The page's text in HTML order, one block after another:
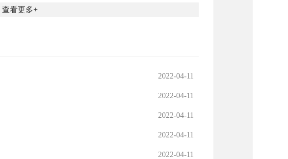
查看更多
2022-04-11
2022-04-11
2022-04-11
2022-04-11
2022-04-11